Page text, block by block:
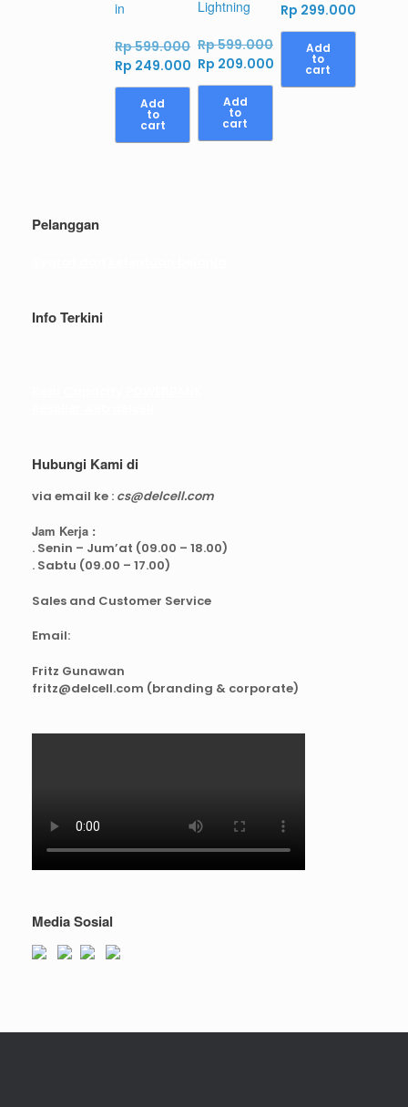
in
Rp599.000
Original
price
was:
Rp 599.000.
Rp 249.000
Current
price
is:
Rp 249.000.
Add
to
cart
Lightning
Rp599.000
Original
price
was:
Rp 599.000.
Rp 209.000
Current
price
is:
Rp 209.000.
Add
to
cart
Original
price
was:
Rp 649.000.
Rp 299.000Current
price
Add
to
cart
Pelanggan
Info Terkini
Hubungi Kami di
via email ke : cs@delcell.com
Jam Kerja :
. Senin – Jum’at (09.00 – 18.00)
. Sabtu (09.00 – 17.00)
Sales and Customer Service
Email:
Fritz Gunawan
fritz@delcell.com (branding & corporate)
Media Sosial